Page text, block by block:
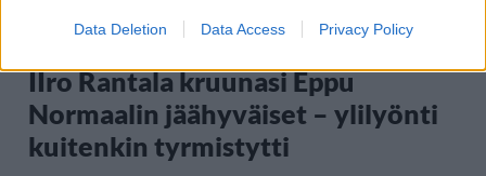
Data Deletion Data Access Privacy Policy
VIIHDEUUTISET
IIro Rantala kruunasi Eppu
Normaalin jäähyväiset – ylilyönti
kuitenkin tyrmistytti